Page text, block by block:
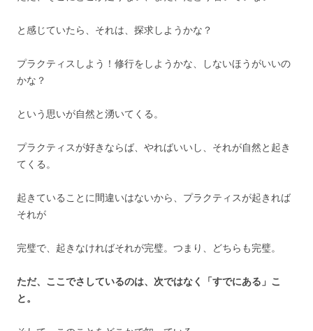
と感じていたら、それは、探求しようかな？
プラクティスしよう！修行をしようかな、しないほうがいいの
かな？
という思いが自然と湧いてくる。
プラクティスが好きならば、やればいいし、それが自然と起き
てくる。
起きていることに間違いはないから、プラクティスが起きれば
それが
完璧で、起きなければそれが完璧。つまり、どちらも完璧。
ただ、ここでさしているのは、次ではなく「すでにある」こ
と。